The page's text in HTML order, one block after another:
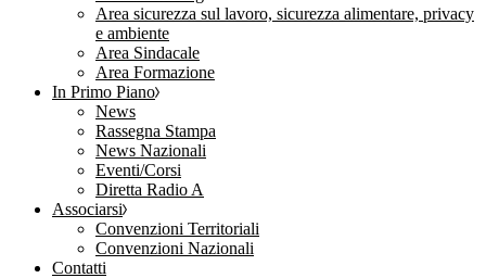
Area sicurezza sul lavoro, sicurezza alimentare, privacy
e ambiente
Area Sindacale
Area Formazione
In Primo Piano
News
Rassegna Stampa
News Nazionali
Eventi/Corsi
Diretta Radio A
Associarsi
Convenzioni Territoriali
Convenzioni Nazionali
Contatti